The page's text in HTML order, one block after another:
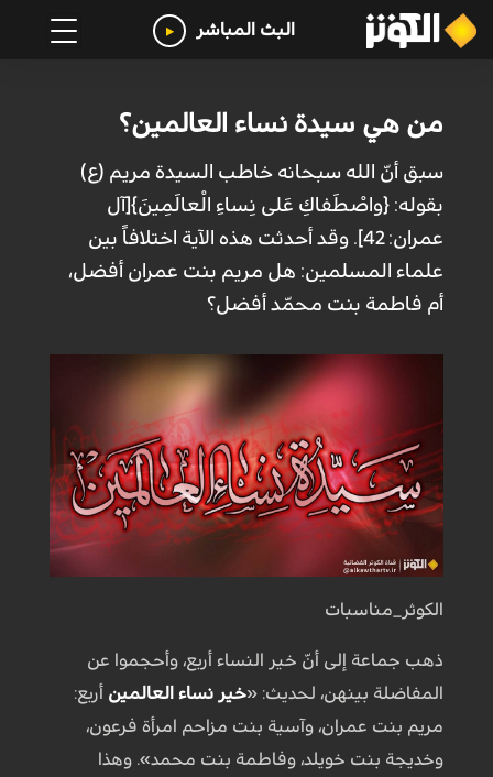
البث المباشر
من هي سيدة نساء العالمين؟
سبق أنّ الله سبحانه خاطب السيدة مريم (ع)
بقوله: {واصْطَفاكِ عَلى نِساءِ الْعالَمِينَ}[آل
عمران: 42]. وقد أحدثت هذه الآية اختلافاً بين
علماء المسلمين: هل مريم بنت عمران أفضل،
أم فاطمة بنت محمّد أفضل؟
الكوثر_مناسبات
ذهب جماعة إلى أنّ خير النساء أربع، وأحجموا عن
المفاضلة بينهن، لحديث: «خير نساء العالمين أربع:
مريم بنت عمران، وآسية بنت مزاحم امرأة فرعون،
وخديجة بنت خويلد، وفاطمة بنت محمد». وهذا